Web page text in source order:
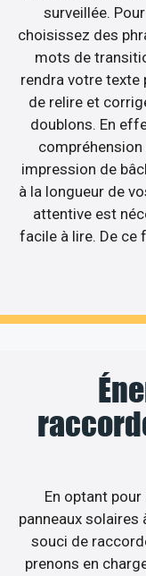
surveillée.
choisissez des
mots de
rendra votre texte
de relire et
doublons. En
impression de
à la longueur de
attentive est
facile à lire. De ce
En optant
panneaux solaires
souci de
prenons en